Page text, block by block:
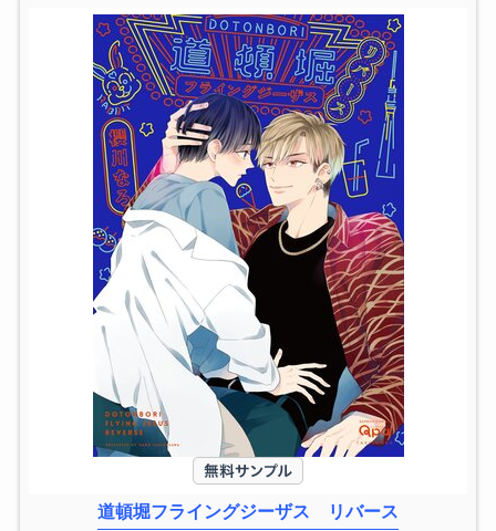
道頓堀フライングジーザス リバース